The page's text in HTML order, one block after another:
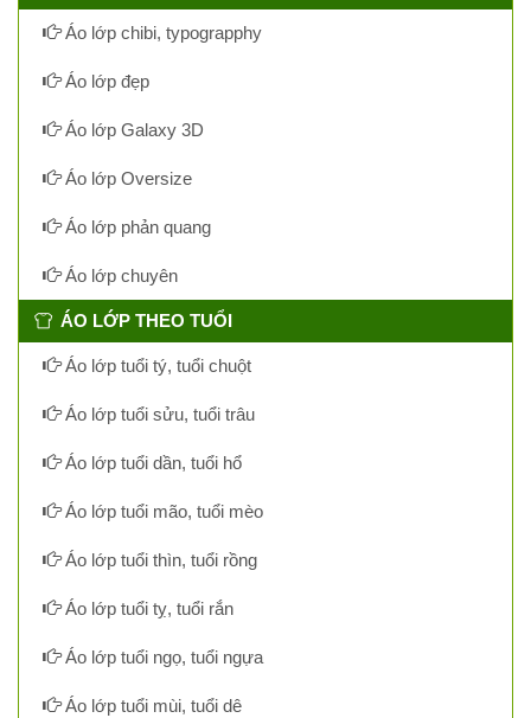
Áo lớp chibi, typograpphy
Áo lớp đẹp
Áo lớp Galaxy 3D
Áo lớp Oversize
Áo lớp phản quang
Áo lớp chuyên
ÁO LỚP THEO TUỔI
Áo lớp tuổi tý, tuổi chuột
Áo lớp tuổi sửu, tuổi trâu
Áo lớp tuổi dần, tuổi hổ
Áo lớp tuổi mão, tuổi mèo
Áo lớp tuổi thìn, tuổi rồng
Áo lớp tuổi tỵ, tuổi rắn
Áo lớp tuổi ngọ, tuổi ngựa
Áo lớp tuổi mùi, tuổi dê